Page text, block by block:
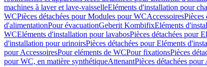
machines à laver et lave-vaisselleEléments d'installation pour
WCPièces détachées pour Modules pour WCAccessoiresPièces
d'alimentationPour évacuationGeberit KombifixEléments
WCEléments d'installation pour lavabosPièces détachées pour
d'installation pour urinoirsPièces détachées pour Eléments
pour AccessoiresPour eléments de WCPour fixationsPièces
pour WC, en matière synthétiqueAttenantPièces détachées pour